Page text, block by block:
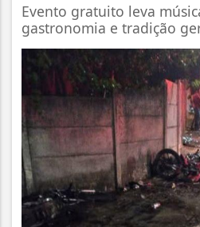
Evento gratuito leva
gastronomia e tradição